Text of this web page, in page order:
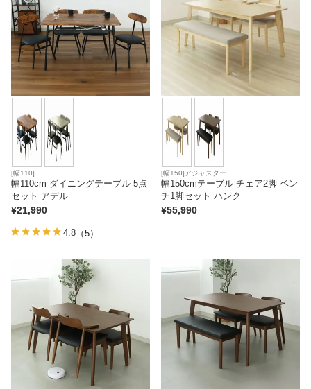
[幅110]
幅110cm ダイニングテーブル 5点
セット アデル
¥21,990
4.8 （5）
[幅150]アジャスター
幅150cmテーブル チェア2脚 ベン
チ1脚セット ハンク
¥55,990